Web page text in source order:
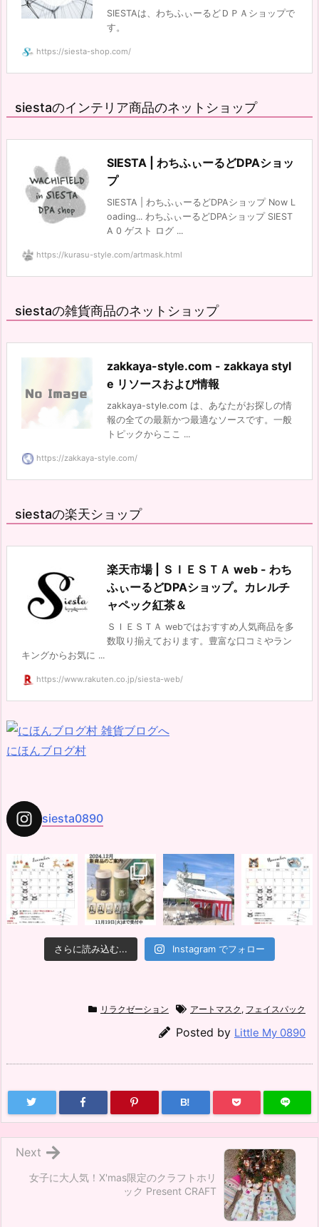
SIESTAは、わちふぃーるどＤＰＡショップで
す。
https://siesta-shop.com/
siestaのインテリア商品のネットショップ
SIESTA | わちふぃーるどDPAショッ
プ
SIESTA | わちふぃーるどDPAショップ Now L
oading... わちふぃーるどDPAショップ SIEST
A 0 ゲスト ログ ...
https://kurasu-style.com/artmask.html
siestaの雑貨商品のネットショップ
zakkaya-style.com - zakkaya styl
e リソースおよび情報
zakkaya-style.com は、あなたがお探しの情
報の全ての最新かつ最適なソースです。一般
トピックからここ ...
https://zakkaya-style.com/
siestaの楽天ショップ
楽天市場 | ＳＩＥＳＴＡ web - わち
ふぃーるどDPAショップ。カレルチ
ャペック紅茶＆
ＳＩＥＳＴＡ webではおすすめ人気商品を多
数取り揃えております。豊富な口コミやラン
キングからお気に ...
https://www.rakuten.co.jp/siesta-web/
にほんブログ村
siesta0890
さらに読み込む... Instagram でフォロー
リラクゼーション アートマスク , フェイスパック
Posted by Little My 0890
B!
女子に大人気！X'mas限定のクラフトホリ
ック Present CRAFT
Next